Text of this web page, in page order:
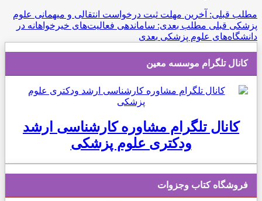
مطلب قبلی: آخرین مهلت ثبت درخواست انتقالی و میهمانی ‏علوم
پزشکی قبلی مطلب بعدی: ساماندهی فعالیت‌های خیرخواهانه در
دانشگاه‌های علوم پزشکی بعدی
کانال تلگرام موسسه معین
کانال تلگرام مشاوره کارشناسی ارشد
ودکتری علوم پزشکی
فروشگاه کتاب وجزوات